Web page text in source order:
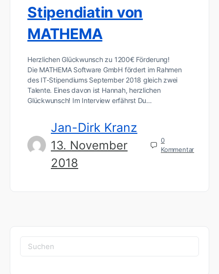
Stipendiatin von
MATHEMA
Herzlichen Glückwunsch zu 1200€ Förderung!
Die MATHEMA Software GmbH fördert im Rahmen
des IT-Stipendiums September 2018 gleich zwei
Talente. Eines davon ist Hannah, herzlichen
Glückwunsch! Im Interview erfährst Du…
Jan-Dirk Kranz
13. November
2018
0
Kommentar
Suchen
nach: